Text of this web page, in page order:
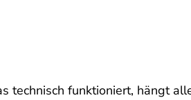
funktioniert, hängt